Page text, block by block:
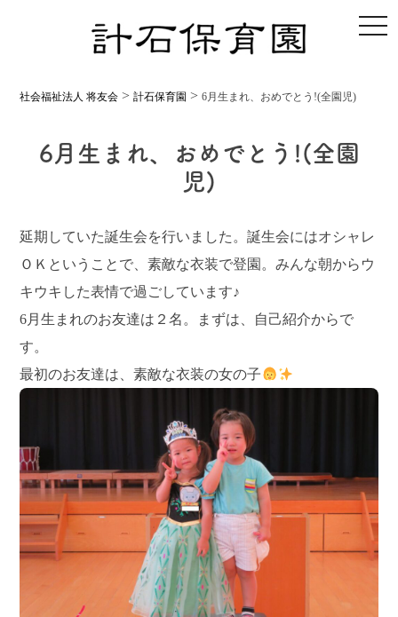
社会福祉法人 将友会 >計石保育園 >6月生まれ、おめでとう!(全園児)
6月生まれ、おめでとう!(全園
児)
延期していた誕生会を行いました。誕生会にはオシャレ
ＯＫということで、素敵な衣装で登園。みんな朝からウ
キウキした表情で過ごしています♪
6月生まれのお友達は２名。まずは、自己紹介からで
す。
最初のお友達は、素敵な衣装の女の子